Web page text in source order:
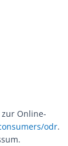
Online-
odr.